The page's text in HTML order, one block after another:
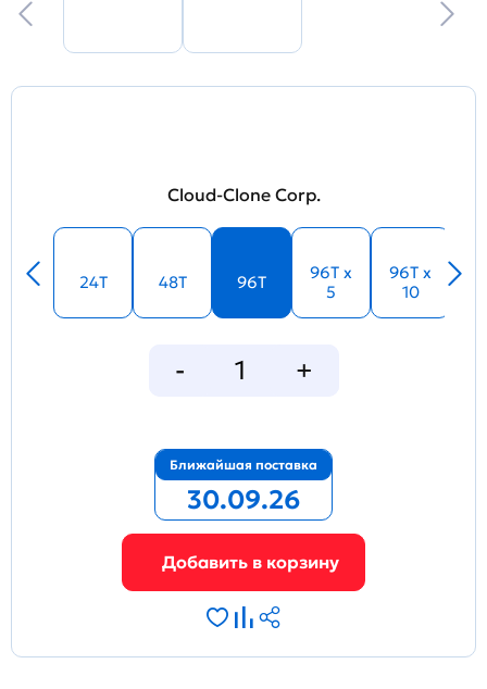
Cloud-Clone Corp.
24T 48T 96T
96T x
5
96T x
10
Ближайшая поставка
30.09.26